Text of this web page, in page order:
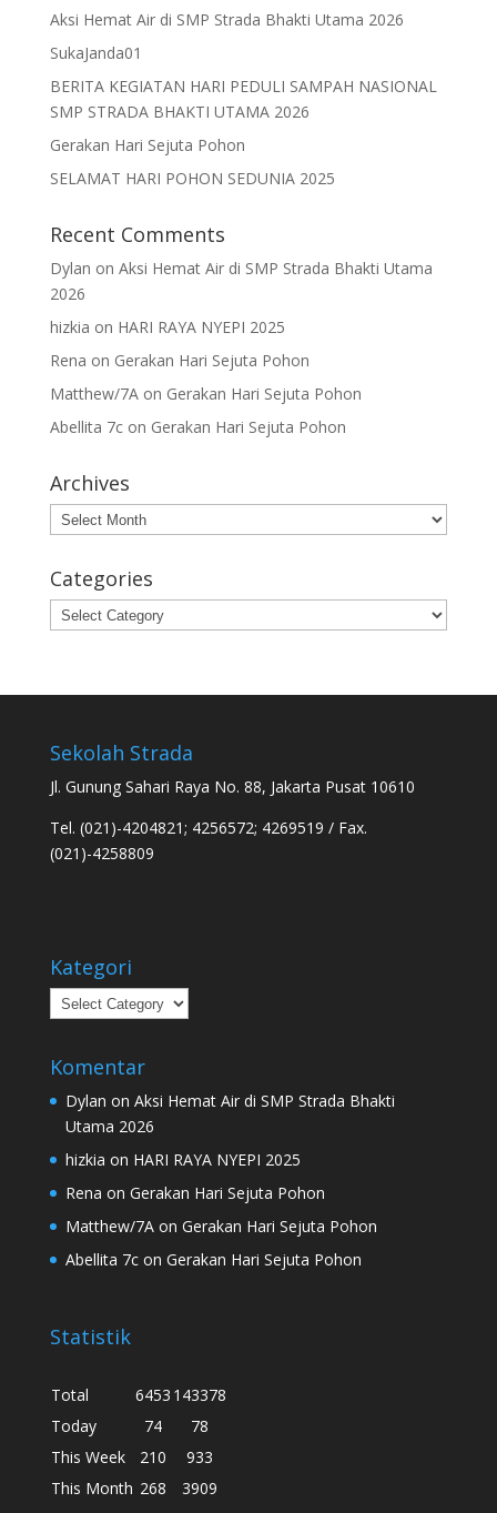
Aksi Hemat Air di SMP Strada Bhakti Utama 2026
SukaJanda01
BERITA KEGIATAN HARI PEDULI SAMPAH NASIONAL
SMP STRADA BHAKTI UTAMA 2026
Gerakan Hari Sejuta Pohon
SELAMAT HARI POHON SEDUNIA 2025
Recent Comments
Dylan on Aksi Hemat Air di SMP Strada Bhakti Utama
2026
hizkia on HARI RAYA NYEPI 2025
Rena on Gerakan Hari Sejuta Pohon
Matthew/7Aon Gerakan Hari Sejuta Pohon
Abellita 7con Gerakan Hari Sejuta Pohon
Archives
Archives
Categories
Categories
Sekolah Strada
Jl. Gunung Sahari Raya No. 88, Jakarta Pusat 10610
Tel. (021)-4204821; 4256572; 4269519 / Fax.
(021)-4258809
Kategori
Kategori
Komentar
Dylan on Aksi Hemat Air di SMP Strada Bhakti
Utama 2026
hizkia on HARI RAYA NYEPI 2025
Rena on Gerakan Hari Sejuta Pohon
Matthew/7Aon Gerakan Hari Sejuta Pohon
Abellita 7con Gerakan Hari Sejuta Pohon
Statistik
Total 6453 143378
Today
74
78
This Week
210
933
This Month 268 3909